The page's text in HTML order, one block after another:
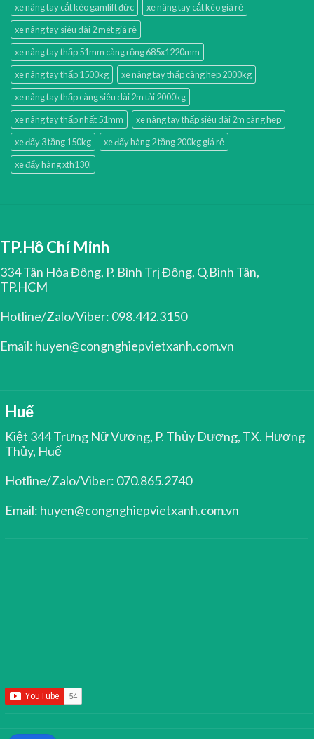
xe nâng tay cắt kéo gamlift đức
xe nâng tay cắt kéo giá rẻ
xe nâng tay siêu dài 2 mét giá rẻ
xe nâng tay thấp 51mm càng rộng 685x1220mm
xe nâng tay thấp 1500kg
xe nâng tay thấp càng hẹp 2000kg
xe nâng tay thấp càng siêu dài 2m tải 2000kg
xe nâng tay thấp nhất 51mm
xe nâng tay thấp siêu dài 2m càng hẹp
xe đẩy 3 tầng 150kg
xe đẩy hàng 2 tầng 200kg giá rẻ
xe đẩy hàng xth130l
TP.Hồ Chí Minh
334 Tân Hòa Đông, P. Bình Trị Đông, Q.Bình Tân,
TP.HCM
Hotline/Zalo/Viber: 098.442.3150
Email: huyen@congnghiepvietxanh.com.vn
Huế
Kiệt 344 Trưng Nữ Vương, P. Thủy Dương, TX. Hương
Thủy, Huế
Hotline/Zalo/Viber: 070.865.2740
Email: huyen@congnghiepvietxanh.com.vn